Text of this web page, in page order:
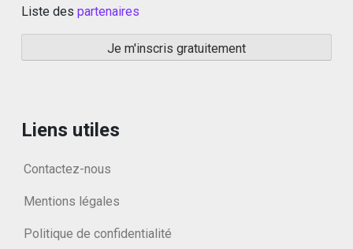
Liste des partenaires
Liens utiles
Contactez-nous
Mentions légales
Politique de confidentialité